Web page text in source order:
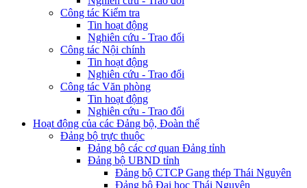
Công tác Kiểm tra
Tin hoạt động
Nghiên cứu - Trao đổi
Công tác Nội chính
Tin hoạt động
Nghiên cứu - Trao đổi
Công tác Văn phòng
Tin hoạt động
Nghiên cứu - Trao đổi
Hoạt động của các Đảng bộ, Đoàn thể
Đảng bộ trực thuộc
Đảng bộ các cơ quan Đảng tỉnh
Đảng bộ UBND tỉnh
Đảng bộ CTCP Gang thép Thái Nguyên
Đảng bộ Đại học Thái Nguyên